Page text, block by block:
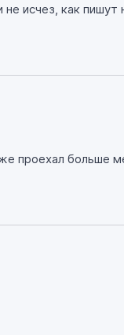
исчез, как
проехал больше